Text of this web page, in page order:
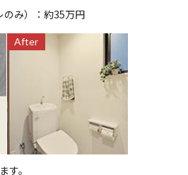
み）：約35万円
After
す。